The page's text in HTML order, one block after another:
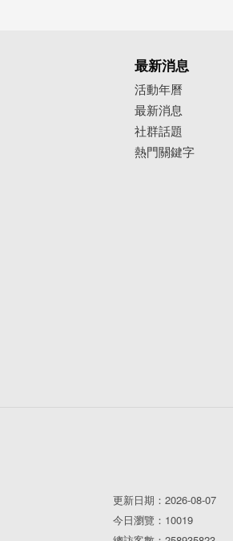
最新消息
活動年曆
最新消息
社群話題
熱門關鍵字
更新日期：2026-08-07
今日瀏覽：10019